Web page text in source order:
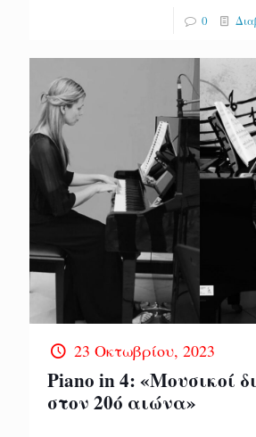
0
23 Οκτωβρίου, 2023
Piano in 4: «Μουσικοί
στον 20ό αιώνα»